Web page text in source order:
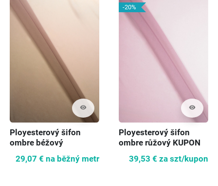
visibility
Ployesterový šifon
ombre béžový
29,07 € na běžný metr
-20%
visibility
Ployesterový šifon
ombre růžový KUPON
39,53 € za szt/kupon